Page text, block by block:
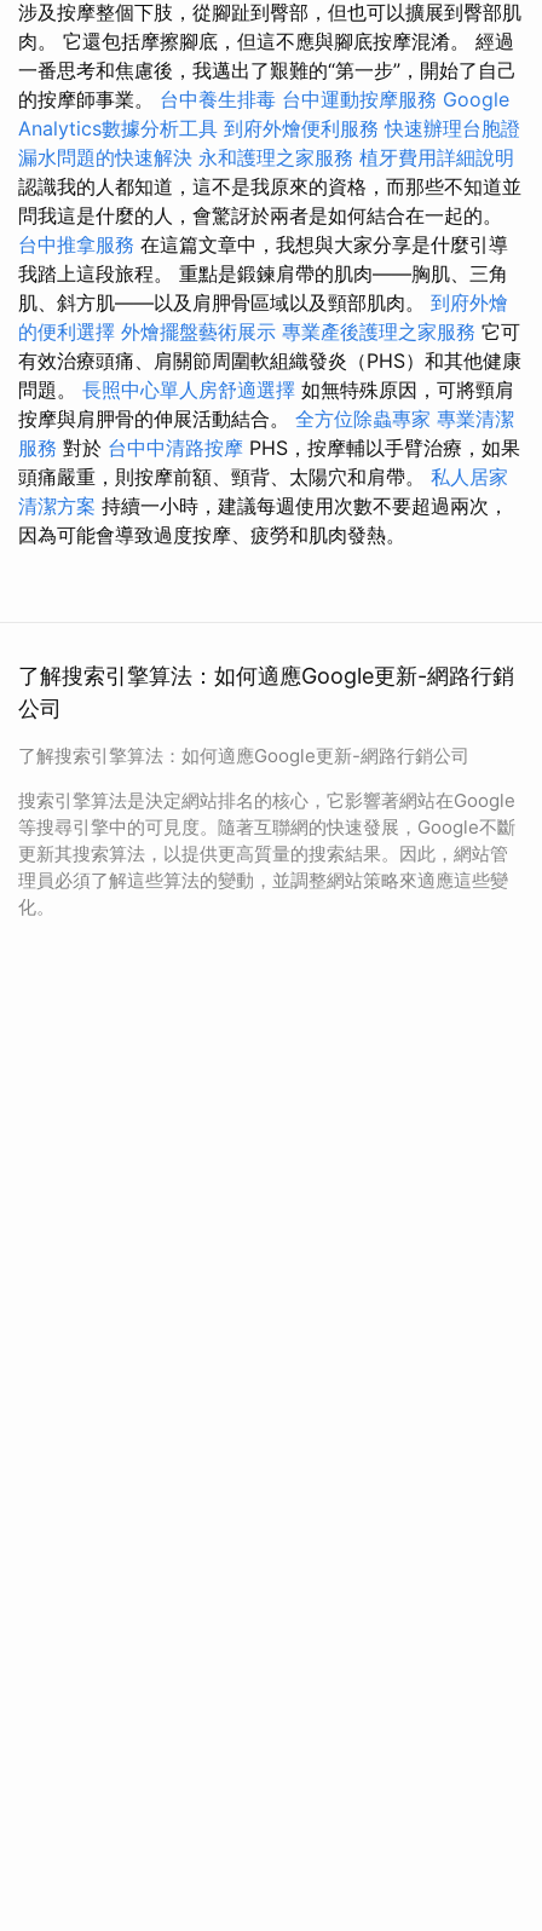
涉及按摩整個下肢，從腳趾到臀部，但也可以擴展到臀部肌
肉。 它還包括摩擦腳底，但這不應與腳底按摩混淆。 經過
一番思考和焦慮後，我邁出了艱難的“第一步”，開始了自己
的按摩師事業。 台中養生排毒 台中運動按摩服務 Google
Analytics數據分析工具 到府外燴便利服務 快速辦理台胞證
漏水問題的快速解決 永和護理之家服務 植牙費用詳細說明
認識我的人都知道，這不是我原來的資格，而那些不知道並
問我這是什麼的人，會驚訝於兩者是如何結合在一起的。
台中推拿服務 在這篇文章中，我想與大家分享是什麼引導
我踏上這段旅程。 重點是鍛鍊肩帶的肌肉——胸肌、三角
肌、斜方肌——以及肩胛骨區域以及頸部肌肉。 到府外燴
的便利選擇 外燴擺盤藝術展示 專業產後護理之家服務 它可
有效治療頭痛、肩關節周圍軟組織發炎（PHS）和其他健康
問題。 長照中心單人房舒適選擇 如無特殊原因，可將頸肩
按摩與肩胛骨的伸展活動結合。 全方位除蟲專家 專業清潔
服務 對於 台中中清路按摩 PHS，按摩輔以手臂治療，如果
頭痛嚴重，則按摩前額、頸背、太陽穴和肩帶。 私人居家
清潔方案 持續一小時，建議每週使用次數不要超過兩次，
因為可能會導致過度按摩、疲勞和肌肉發熱。
了解搜索引擎算法：如何適應Google更新-網路行銷
公司
了解搜索引擎算法：如何適應Google更新-網路行銷公司
搜索引擎算法是決定網站排名的核心，它影響著網站在Google
等搜尋引擎中的可見度。隨著互聯網的快速發展，Google不斷
更新其搜索算法，以提供更高質量的搜索結果。因此，網站管
理員必須了解這些算法的變動，並調整網站策略來適應這些變
化。